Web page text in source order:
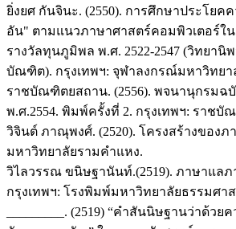
ยิ่งยศ กันจินะ. (2550). การศึกษาประโย
อัน" ตามแนวภาษาศาสตร์คอมพิวเตอร์ใน
รางวัลทุนภูมิพล พ.ศ. 2522-2547 (วิทยา
บัณฑิต). กรุงเทพฯ: จุฬาลงกรณ์มหาวิทยา
ราชบัณฑิตยสถาน. (2556). พจนานุกรม
พ.ศ.2554. พิมพ์ครั้งที่ 2. กรุงเทพฯ: ราชบั
วิจินต์ ภาณุพงศ์. (2520). โครงสร้างของภ
มหาวิทยาลัยรามคำแหง.
วิไลวรรณ ขนิษฐานันท์.(2519). ภาษาแลภ
กรุงเทพฯ: โรงพิมพ์มหาวิทยาลัยธรรมศา
_________. (2519) “คำสันนิษฐานว่าด้วย